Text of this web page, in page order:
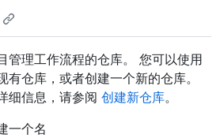
管理工作流程的仓库。 您可以使用
有仓库，或者创建一个新的仓库。
细信息，请参阅 创建新仓库。
一个名